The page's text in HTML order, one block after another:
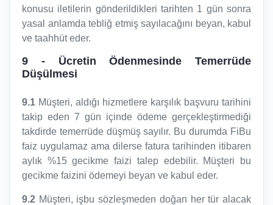
konusu iletilerin gönderildikleri tarihten 1 gün sonra
yasal anlamda tebliğ etmiş sayılacağını beyan, kabul
ve taahhüt eder.
9 - Ücretin Ödenmesinde Temerrüde
Düşülmesi
9.1 Müşteri, aldığı hizmetlere karşılık başvuru tarihini
takip eden 7 gün içinde ödeme gerçekleştirmediği
takdirde temerrüde düşmüş sayılır. Bu durumda FiBu
faiz uygulamaz ama dilerse fatura tarihinden itibaren
aylık %15 gecikme faizi talep edebilir. Müşteri bu
gecikme faizini ödemeyi beyan ve kabul eder.
9.2 Müşteri, işbu sözleşmeden doğan her tür alacak